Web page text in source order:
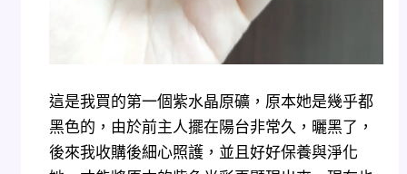
這是我買的第一個紫水晶原礦，原本她是幾乎都
黑色的，由於前主人擺在陽台非常久，曬黑了，
後來我收購後細心照護，並且好好保養與淨化